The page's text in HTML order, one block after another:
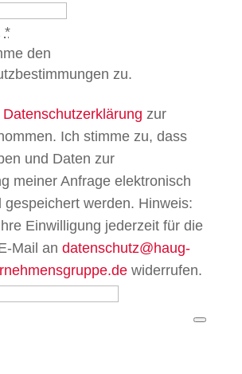
*
den
zu.
Datenschutzerklärung zur
Ich stimme zu, dass
und Daten zur
meiner Anfrage elektronisch
gespeichert werden. Hinweis:
Einwilligung jederzeit für die
Mail an datenschutz@haug-
widerrufen.